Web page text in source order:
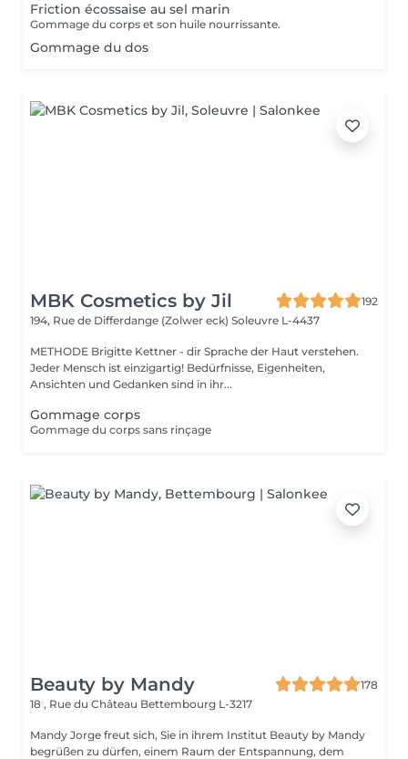
Friction écossaise au sel marin
Gommage du corps et son huile nourrissante.
Gommage du dos
MBK Cosmetics by Jil
192
194, Rue de Differdange (Zolwer eck) Soleuvre L-4437
METHODE Brigitte Kettner - dir Sprache der Haut verstehen.
Jeder Mensch ist einzigartig! Bedürfnisse, Eigenheiten,
Ansichten und Gedanken sind in ihr...
Gommage corps
Gommage du corps sans rinçage
Beauty by Mandy
178
18 , Rue du Château Bettembourg L-3217
Mandy Jorge freut sich, Sie in ihrem Institut Beauty by Mandy
begrüßen zu dürfen, einem Raum der Entspannung, dem